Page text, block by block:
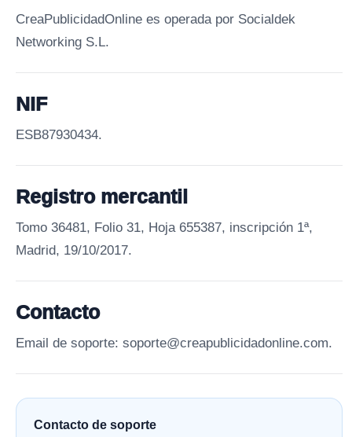
CreaPublicidadOnline es operada por Socialdek
Networking S.L.
NIF
ESB87930434.
Registro mercantil
Tomo 36481, Folio 31, Hoja 655387, inscripción 1ª,
Madrid, 19/10/2017.
Contacto
Email de soporte: soporte@creapublicidadonline.com.
Contacto de soporte